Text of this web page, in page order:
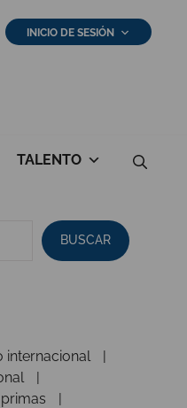
INICIO DE SESIÓN
TALENTO
BUSCAR
internacional